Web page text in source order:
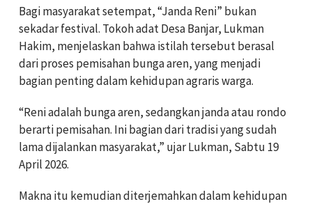
Bagi masyarakat setempat, “Janda Reni” bukan
sekadar festival. Tokoh adat Desa Banjar, Lukman
Hakim, menjelaskan bahwa istilah tersebut berasal
dari proses pemisahan bunga aren, yang menjadi
bagian penting dalam kehidupan agraris warga.
“Reni adalah bunga aren, sedangkan janda atau rondo
berarti pemisahan. Ini bagian dari tradisi yang sudah
lama dijalankan masyarakat,” ujar Lukman, Sabtu 19
April 2026.
Makna itu kemudian diterjemahkan dalam kehidupan